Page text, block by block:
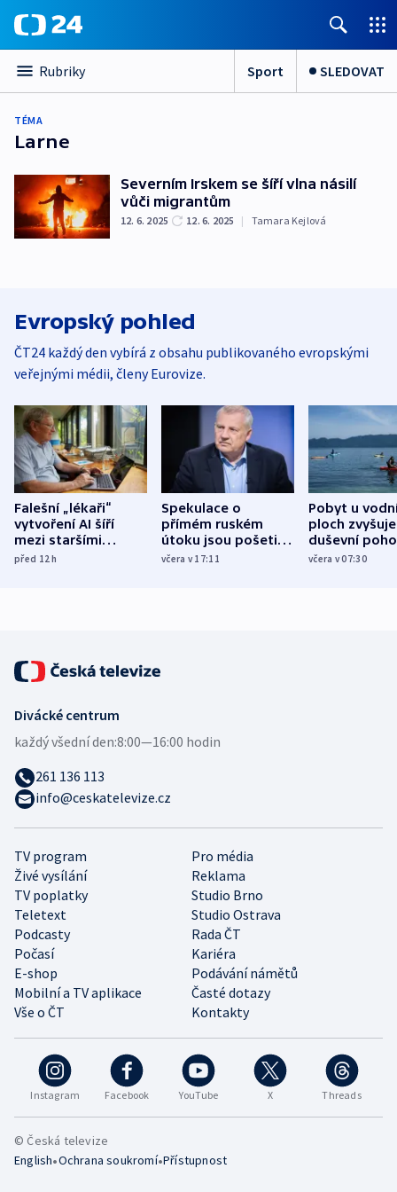
Rubriky Sport SLEDOVAT
TÉMA
Larne
Severním Irskem se šíří vlna násilí
vůči migrantům
12. 6. 2025 12. 6. 2025 | Tamara Kejlová
Evropský pohled
ČT24 každý den vybírá z obsahu publikovaného evropskými
veřejnými médii, členy Eurovize.
Falešní „lékaři“
vytvoření AI šíří
mezi staršími
Poláky nebezpečné
před 12h
Spekulace o
přímém ruském
útoku jsou pošetilé,
míní estonský
včera v 17:11
Pobyt u
ploch zvyšuje
duševní
ukázala
včera v 07:30
Instagram Facebook YouTube X Threads
TV program
Pro média
Živé vysílání
Reklama
TV poplatky
Studio Brno
Teletext
Studio Ostrava
Podcasty
Rada ČT
Počasí
Kariéra
E-shop
Podávání námětů
Mobilní a TV aplikace
Časté dotazy
Vše o ČT
Kontakty
Divácké centrum
každý všední den:8:00—16:00 hodin
261 136 113
info@ceskatelevize.cz
© Česká televize
English•Ochrana soukromí•Přístupnost